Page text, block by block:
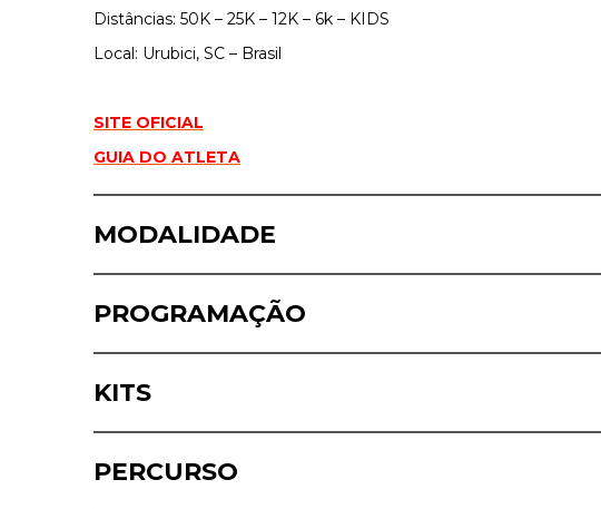
Distâncias: 50K – 25K – 12K – 6k – KIDS
Local: Urubici, SC – Brasil
SITE OFICIAL
GUIA DO ATLETA
MODALIDADE
PROGRAMAÇÃO
KITS
PERCURSO